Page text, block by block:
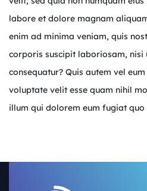
labore et dolore magnam
enim ad minima veniam, quis
corporis suscipit laboriosam, nisi
consequatur? Quis autem vel
voluptate velit esse quam nihil
illum qui dolorem eum fugiat